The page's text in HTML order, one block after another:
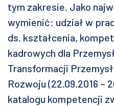
tym zakresie. Jako
wymienić: udział w
ds. kształcenia,
kadrowych dla
Transformacji
Rozwoju (22.09.2016 –
katalogu kompetencji